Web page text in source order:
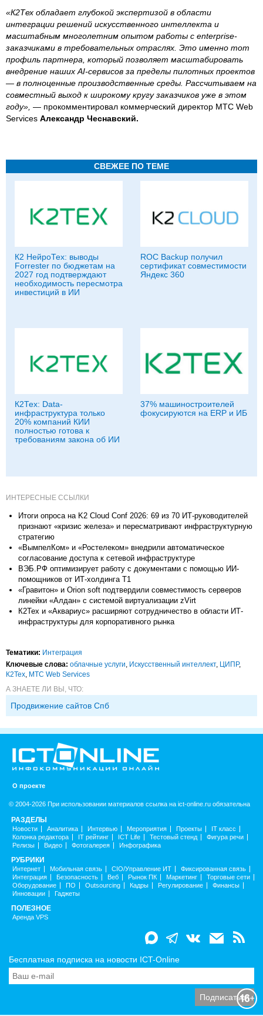
«К2Тех обладает глубокой экспертизой в области
интеграции решений искусственного интеллекта и
масштабным многолетним опытом работы с enterprise-
заказчиками в требовательных отраслях. Это именно тот
профиль партнера, который позволяет масштабировать
внедрение наших AI-сервисов за пределы пилотных проектов
— в полноценные производственные среды. Рассчитываем на
совместный выход к широкому кругу заказчиков уже в этом
году», — прокомментировал коммерческий директор МТС Web
Services Александр Чеснавский.
СВЕЖЕЕ ПО ТЕМЕ
К2 НейроТех: выводы
Forrester по бюджетам на
2027 год подтверждают
необходимость пересмотра
инвестиций в ИИ
ROC Backup получил
сертификат совместимости
Яндекс 360
К2Тех: Data-
инфраструктура только
20% компаний КИИ
полностью готова к
требованиям закона об ИИ
37% машиностроителей
фокусируются на ERP и ИБ
ИНТЕРЕСНЫЕ ССЫЛКИ
Итоги опроса на K2 Cloud Conf 2026: 69 из 70 ИТ-руководителей
признают «кризис железа» и пересматривают инфраструктурную
стратегию
«ВымпелКом» и «Ростелеком» внедрили автоматическое
согласование доступа к сетевой инфраструктуре
ВЭБ.РФ оптимизирует работу с документами с помощью ИИ-
помощников от ИТ-холдинга Т1
«Гравитон» и Orion soft подтвердили совместимость серверов
линейки «Алдан» с системой виртуализации zVirt
К2Тех и «Аквариус» расширяют сотрудничество в области ИТ-
инфраструктуры для корпоративного рынка
Тематики: Интеграция
Ключевые слова: облачные услуги, Искусственный интеллект, ЦИПР,
К2Тех, МТС Web Services
А ЗНАЕТЕ ЛИ ВЫ, ЧТО:
Продвижение сайтов Спб
О проекте
© 2004-2026 При использовании материалов ссылка на ict-online.ru обязательна
РАЗДЕЛЫ
Новости Аналитика Интервью Мероприятия Проекты
IT класс
Колонка редактора
IT рейтинг ICT Life Тестовый стенд
Фигура речи
Релизы
Видео Фотогалерея Инфографика
РУБРИКИ
Интернет Мобильная связь CIO/Управление ИТ
Фиксированная связь
Интеграция
Безопасность Веб Рынок ПК Маркетинг
Торговые сети
Оборудование
ПО Outsourcing Кадры Регулирование
Финансы
Инновации
Гаджеты
ПОЛЕЗНОЕ
Аренда VPS
Бесплатная подписка на новости ICT-Online